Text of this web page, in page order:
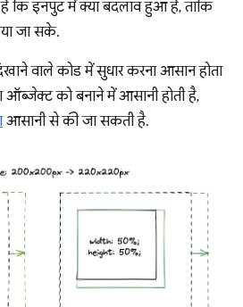
है कि इनपुट में क्या बदलाव हुआ है, ताकि
जा सके.
वाले कोड में सुधार करना आसान होता
को बनाने में आसानी होती है,
आसानी से की जा सकती है.